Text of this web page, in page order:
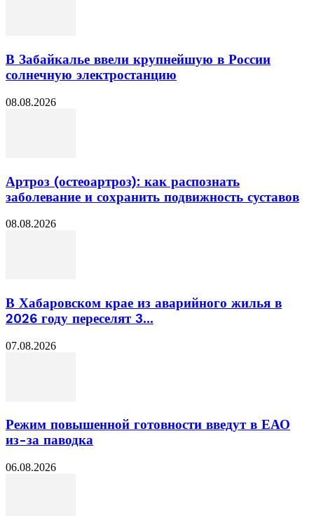
В Забайкалье ввели крупнейшую в России
солнечную электростанцию
08.08.2026
Артроз (остеоартроз): как распознать
заболевание и сохранить подвижность суставов
08.08.2026
В Хабаровском крае из аварийного жилья в
2026 году переселят 3...
07.08.2026
Режим повышенной готовности введут в ЕАО
из-за паводка
06.08.2026